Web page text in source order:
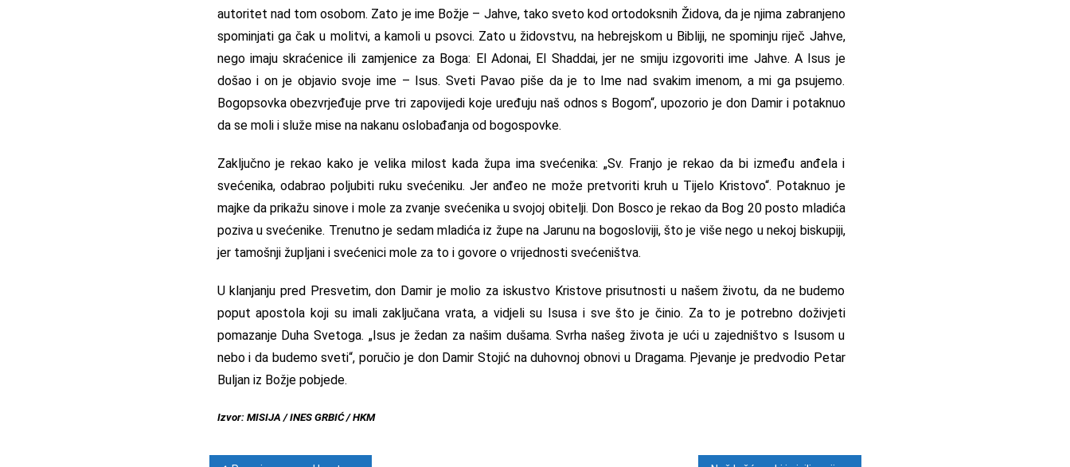
autoritet nad tom osobom. Zato je ime Božje – Jahve, tako sveto kod ortodoksnih Židova, da je njima zabranjeno
spominjati ga čak u molitvi, a kamoli u psovci. Zato u židovstvu, na hebrejskom u Bibliji, ne spominju riječ Jahve,
nego imaju skraćenice ili zamjenice za Boga: El Adonai, El Shaddai, jer ne smiju izgovoriti ime Jahve. A Isus je
došao i on je objavio svoje ime – Isus. Sveti Pavao piše da je to Ime nad svakim imenom, a mi ga psujemo.
Bogopsovka obezvrjeđuje prve tri zapovijedi koje uređuju naš odnos s Bogom“, upozorio je don Damir i potaknuo
da se moli i služe mise na nakanu oslobađanja od bogospovke.
Zaključno je rekao kako je velika milost kada župa ima svećenika: „Sv. Franjo je rekao da bi između anđela i
svećenika, odabrao poljubiti ruku svećeniku. Jer anđeo ne može pretvoriti kruh u Tijelo Kristovo“. Potaknuo je
majke da prikažu sinove i mole za zvanje svećenika u svojoj obitelji. Don Bosco je rekao da Bog 20 posto mladića
poziva u svećenike. Trenutno je sedam mladića iz župe na Jarunu na bogosloviji, što je više nego u nekoj biskupiji,
jer tamošnji župljani i svećenici mole za to i govore o vrijednosti svećeništva.
U klanjanju pred Presvetim, don Damir je molio za iskustvo Kristove prisutnosti u našem životu, da ne budemo
poput apostola koji su imali zaključana vrata, a vidjeli su Isusa i sve što je činio. Za to je potrebno doživjeti
pomazanje Duha Svetoga. „Isus je žedan za našim dušama. Svrha našeg života je ući u zajedništvo s Isusom u
nebo i da budemo sveti“, poručio je don Damir Stojić na duhovnoj obnovi u Dragama. Pjevanje je predvodio Petar
Buljan iz Božje pobjede.
Izvor: MISIJA / INES GRBIĆ / HKM